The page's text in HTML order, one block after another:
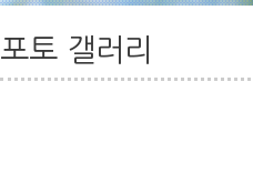
포토 갤러리